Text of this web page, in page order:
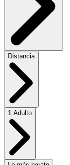
Distancia
1 Adulto